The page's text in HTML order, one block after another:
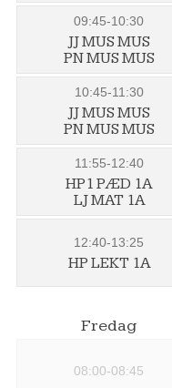
09:45-10:30
JJ MUS MUS
PN MUS MUS
10:45-11:30
JJ MUS MUS
PN MUS MUS
11:55-12:40
HP1 PÆD 1A
LJ MAT 1A
12:40-13:25
HP LEKT 1A
Fredag
08:00-08:45